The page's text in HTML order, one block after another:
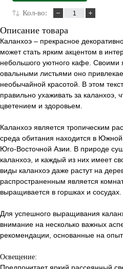
Кол-во:
Описание товара
Каланхоэ – прекрасное
может стать ярким акцентом в
небольшого уютного кафе. Своими
овальными листьями оно
необычайной красотой. В этом
правильно ухаживать за каланхоэ,
цветением и здоровьем.
Каланхоэ является тропическим
среда обитания находится в
Юго-Восточной Азии. В природе
каланхоэ, и каждый из них имеет
виды каланхоэ даже растут на
распространенным является
выращивается в горшках и сосудах.
Для успешного выращивания
внимание на несколько важных
рекомендации, основанные на
Освещение:
Предпочитает яркий рассеянный